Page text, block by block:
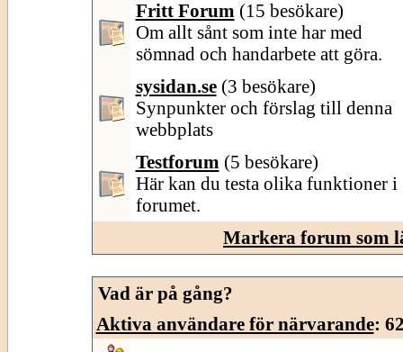
Fritt Forum (15 besökare)
Om allt sånt som inte har med
sömnad och handarbete att göra.
sysidan.se (3 besökare)
Synpunkter och förslag till denna
webbplats
Testforum (5 besökare)
Här kan du testa olika funktioner i
forumet.
Markera forum som
Vad är på gång?
Aktiva användare för närvarande: